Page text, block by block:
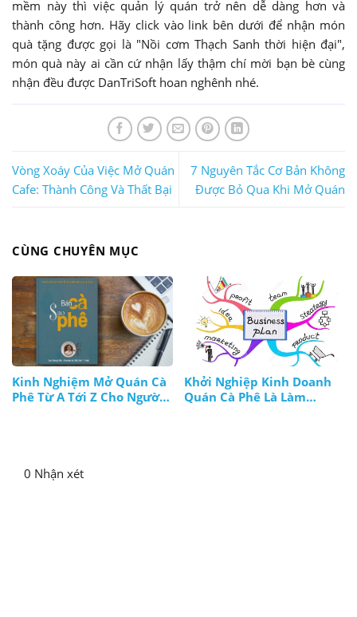
mềm này thì việc quản lý quán trở nên dễ dàng hơn và
thành công hơn. Hãy click vào link bên dưới để nhận món
quà tặng được gọi là "Nồi cơm Thạch Sanh thời hiện đại",
món quà này ai cần cứ nhận lấy thậm chí mời bạn bè cùng
nhận đều được DanTriSoft hoan nghênh nhé.
Vòng Xoáy Của Việc Mở Quán
Cafe: Thành Công Và Thất Bại
7 Nguyên Tắc Cơ Bản Không
Được Bỏ Qua Khi Mở Quán
CÙNG CHUYÊN MỤC
Kinh Nghiệm Mở Quán Cà
Phê Từ A Tới Z Cho Người
Khởi Nghiệp Kinh Doanh
Quán Cà Phê Là Làm
0 Nhận xét